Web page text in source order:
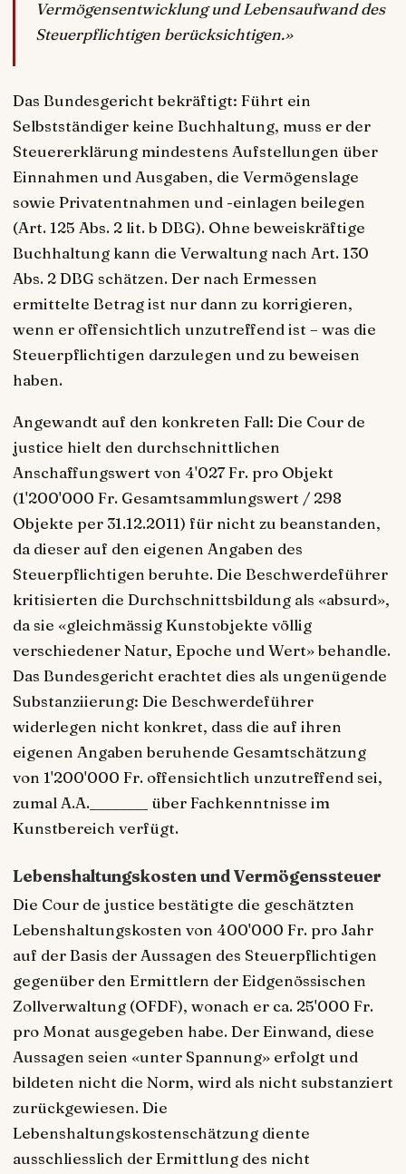
Vermögensentwicklung und Lebensaufwand des
Steuerpflichtigen berücksichtigen.»
Das Bundesgericht bekräftigt: Führt ein
Selbstständiger keine Buchhaltung, muss er der
Steuererklärung mindestens Aufstellungen über
Einnahmen und Ausgaben, die Vermögenslage
sowie Privatentnahmen und -einlagen beilegen
(Art. 125 Abs. 2 lit. b DBG). Ohne beweiskräftige
Buchhaltung kann die Verwaltung nach Art. 130
Abs. 2 DBG schätzen. Der nach Ermessen
ermittelte Betrag ist nur dann zu korrigieren,
wenn er offensichtlich unzutreffend ist – was die
Steuerpflichtigen darzulegen und zu beweisen
haben.
Angewandt auf den konkreten Fall: Die Cour de
justice hielt den durchschnittlichen
Anschaffungswert von 4'027 Fr. pro Objekt
(1'200'000 Fr. Gesamtsammlungswert / 298
Objekte per 31.12.2011) für nicht zu beanstanden,
da dieser auf den eigenen Angaben des
Steuerpflichtigen beruhte. Die Beschwerdeführer
kritisierten die Durchschnittsbildung als «absurd»,
da sie «gleichmässig Kunstobjekte völlig
verschiedener Natur, Epoche und Wert» behandle.
Das Bundesgericht erachtet dies als ungenügende
Substanziierung: Die Beschwerdeführer
widerlegen nicht konkret, dass die auf ihren
eigenen Angaben beruhende Gesamtschätzung
von 1'200'000 Fr. offensichtlich unzutreffend sei,
zumal A.A.________ über Fachkenntnisse im
Kunstbereich verfügt.
Lebenshaltungskosten und Vermögenssteuer
Die Cour de justice bestätigte die geschätzten
Lebenshaltungskosten von 400'000 Fr. pro Jahr
auf der Basis der Aussagen des Steuerpflichtigen
gegenüber den Ermittlern der Eidgenössischen
Zollverwaltung (OFDF), wonach er ca. 25'000 Fr.
pro Monat ausgegeben habe. Der Einwand, diese
Aussagen seien «unter Spannung» erfolgt und
bildeten nicht die Norm, wird als nicht substanziert
zurückgewiesen. Die
Lebenshaltungskostenschätzung diente
ausschliesslich der Ermittlung des nicht